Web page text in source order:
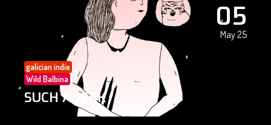
05
May 25
galician indie
Wild Balbina
SUCH A JERK